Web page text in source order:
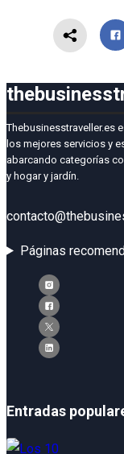
Thebusinesstraveller.es
los mejores servicios y
abarcando categorías
y hogar y jardín.
Páginas
Entradas